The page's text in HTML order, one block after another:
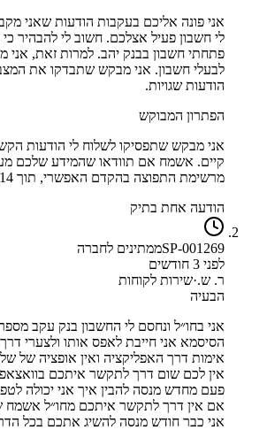
אני פונה אליכם בעקבות הודעות שאני
לי חשבון פעיל אצלכם. חשוב לי להבהיר
פתחתי חשבון בבנק יהב. למרות זאת, אני
לבעלי חשבון. אני מבקש שתבדקו את
הודעות שגויות.
הפתרון המבוקש
אני מבקש שתפסיקו לשלוח לי הודעות
קיים. אשמח אם תוודאו שהמידע שלכם
מרשימת התפוצה בהקדם האפשרי, תוך 14 ימי עסקים.
הודעה אחת בתיק
SP-001269ממתינים לחברה
לפני 3 חודשים
ר. ש.·שירות לקוחות
הבעיה
אני בחו״ל ונחסם לי החשבון בנק עקב
הסיסמא אני חייבת לאפס אותו ולצערי
אימות דרך האפליקציה ואין אופציה של
אין לכם שום דרך לתקשר איתכם
פעם מחדש מנסה להבין איך אני יכולה
אם אין דרך לתקשר איתכם מחו״ל אשמח
אני כבר חודש מנסה להשיג אתכם בכל